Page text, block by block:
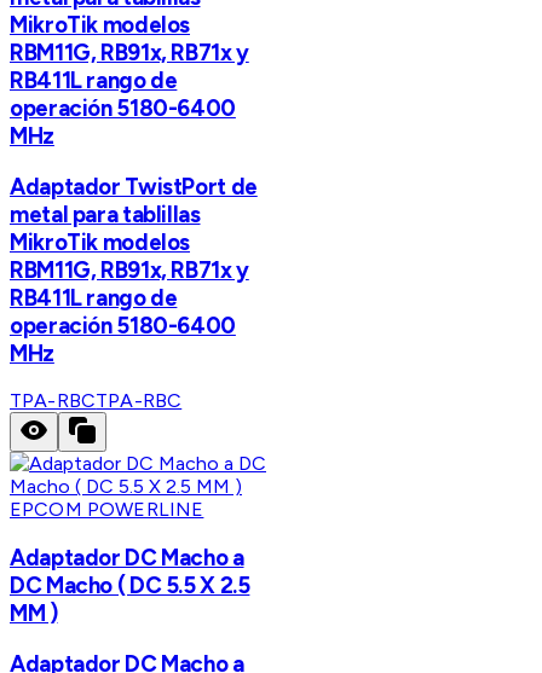
MikroTik modelos
RBM11G, RB91x, RB71x y
RB411L rango de
operación 5180-6400
MHz
Adaptador TwistPort de
metal para tablillas
MikroTik modelos
RBM11G, RB91x, RB71x y
RB411L rango de
operación 5180-6400
MHz
TPA-RBCTPA-RBC
EPCOM POWERLINE
Adaptador DC Macho a
DC Macho ( DC 5.5 X 2.5
MM )
Adaptador DC Macho a